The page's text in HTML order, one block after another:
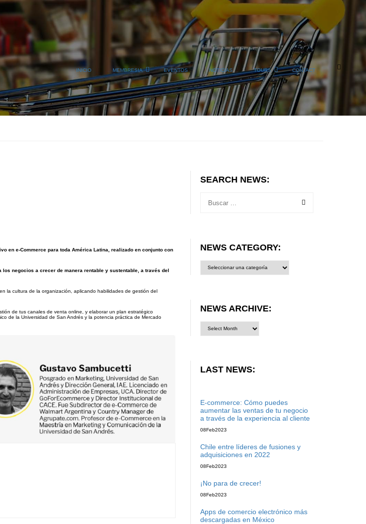
INICIO MEMBRESIA EVENTOS NOTICIAS TOURS CONTACT
en e-Commerce para toda América Latina, realizado en conjunto con
negocios a crecer de manera rentable y sustentable, a través del
la cultura de la organización, aplicando habilidades de gestión del
de tus canales de venta online, y elaborar un plan estratégico
de la Universidad de San Andrés y la potencia práctica de Mercado
SEARCH NEWS:
NEWS CATEGORY:
category:
NEWS ARCHIVE:
LAST NEWS:
E-commerce: Cómo puedes
aumentar las ventas de tu negocio
a través de la experiencia al cliente
08Feb2023
Chile entre líderes de fusiones y
adquisiciones en 2022
08Feb2023
¡No para de crecer!
08Feb2023
Apps de comercio electrónico más
descargadas en México